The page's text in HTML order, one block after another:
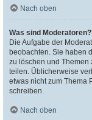
Nach oben
Was sind Moderatoren?
Die Aufgabe der
beobachten. Sie haben
zu löschen und Themen
teilen. Üblicherweise
etwas nicht zum Thema
schreiben.
Nach oben